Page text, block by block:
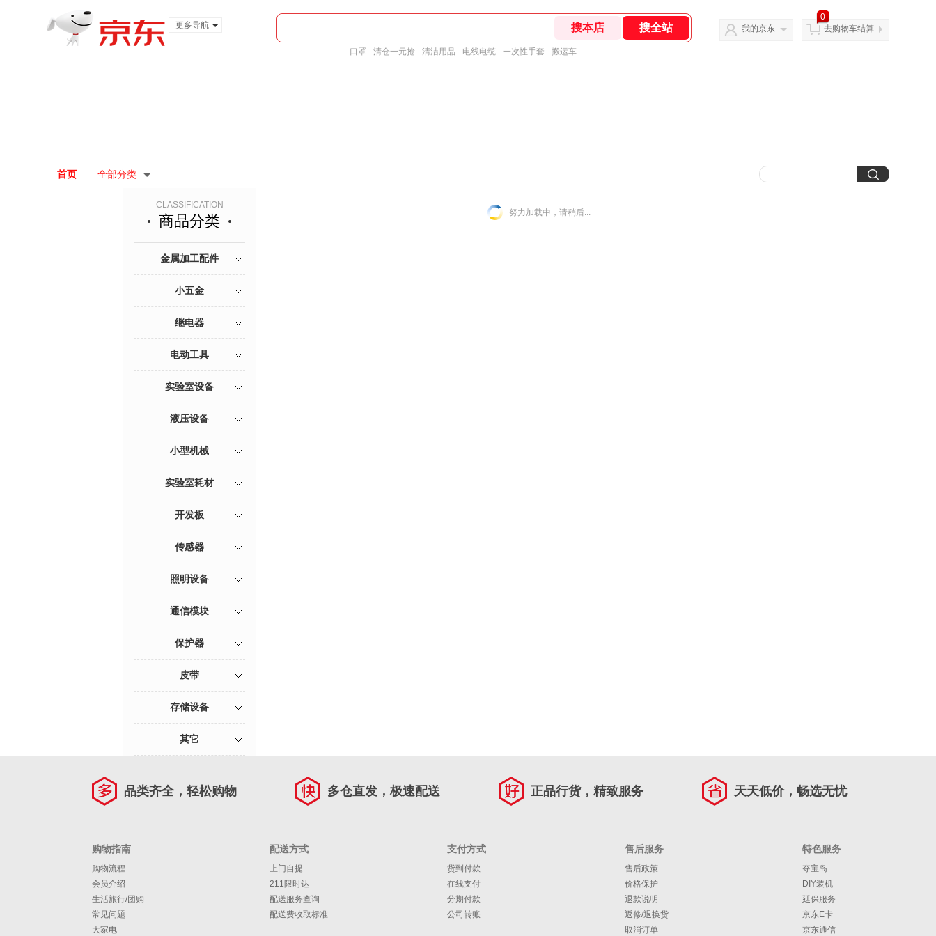
更多导航
口罩 清仓一元抢 清洁用品 电线电缆 一次性手套 搬运车
我的京东
0
去购物车结算
首页 全部分类
CLASSIFICATION
商品分类
金属加工配件
小五金
继电器
电动工具
实验室设备
液压设备
小型机械
实验室耗材
开发板
传感器
照明设备
通信模块
保护器
皮带
存储设备
其它
努力加载中，请稍后...
品类齐全，轻松购物 多仓直发，极速配送 正品行货，精致服务 天天低价，畅选无忧
购物指南
购物流程
会员介绍
生活旅行/团购
常见问题
大家电
配送方式
上门自提
211限时达
配送服务查询
配送费收取标准
支付方式
货到付款
在线支付
分期付款
公司转账
售后服务
售后政策
价格保护
退款说明
返修/退换货
取消订单
特色服务
夺宝岛
DIY装机
延保服务
京东E卡
京东通信